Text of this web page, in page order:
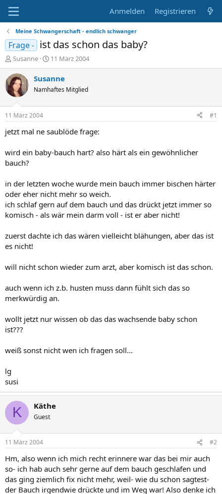
Anmelden Registrieren
Meine Schwangerschaft - endlich schwanger
Frage - ist das schon das baby?
E
r
s
t
e
e
r
Susanne
E
r
s
e
t
a
11 März 2004
Susanne
Namhaftes Mitglied
11 März 2004 #1
jetzt mal ne saublöde frage:
wird ein baby-bauch hart? also härt als ein gewöhnlicher
bauch?
in der letzten woche wurde mein bauch immer bischen härter
oder eher nicht mehr so weich.
ich schlaf gern auf dem bauch und das drückt jetzt immer so
komisch - als wär mein darm voll - ist er aber nicht!
zuerst dachte ich das wären vielleicht blähungen, aber das ist
es nicht!
will nicht schon wieder zum arzt, aber komisch ist das schon.
auch wenn ich z.b. husten muss dann fühlt sich das so
merkwürdig an.
wollt jetzt nur wissen ob das das wachsende baby schon
ist???
weiß sonst nicht wen ich fragen soll...
lg
susi
K Käthe
Guest
11 März 2004 #2
Hm, also wenn ich mich recht erinnere war das bei mir auch
so- ich hab auch sehr gerne auf dem bauch geschlafen und
das ging ziemlich fix nicht mehr, weil- wie du schon sagtest-
der Bauch irgendwie drückte und im Weg war! Also denke ich